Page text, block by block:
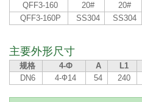
QFF3-160
20# 20#
QFF3-160P SS304 SS304
主要外形尺寸
规格 4-Ф A L1
DN6
4-Ф14 54 240